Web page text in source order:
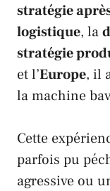
stratégie
logistique, la
stratégie
et l’Europe, il
la machine
Cette
parfois pu
agressive ou